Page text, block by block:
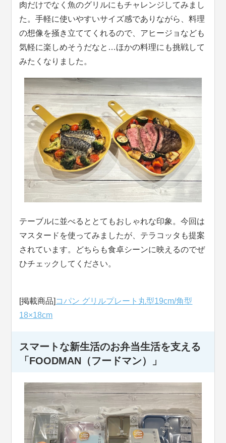
肉だけでなく魚のグリルにもチャレンジしてみまし
た。手軽に使いやすいサイズ感でありながら、料理
の想像を掻き立ててくれるので、アヒージョなども
気軽に楽しめそうだなと…ほかの料理にも挑戦して
みたくなりました。
テーブルに並べるととてもおしゃれな印象。今回は
マスタードを使ってみましたが、テラコッタも提案
されています。どちらも食卓シーンに映えるのでぜ
ひチェックしてください。
[掲載商品] コパン グリルプレート丸型19cm/角型
18×18cm
スマートな新生活のお弁当生活を支える
「FOODMAN（フードマン）」